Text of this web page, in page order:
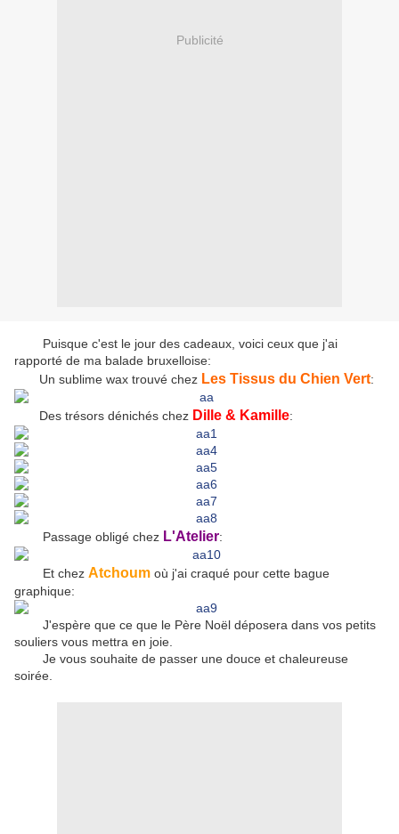
Publicité
Puisque c'est le jour des cadeaux, voici ceux que j'ai
rapporté de ma balade bruxelloise:
Un sublime wax trouvé chez Les Tissus du Chien Vert:
Des trésors dénichés chez Dille & Kamille:
Passage obligé chez L'Atelier:
Et chez Atchoum où j'ai craqué pour cette bague
graphique:
J'espère que ce que le Père Noël déposera dans vos petits
souliers vous mettra en joie.
Je vous souhaite de passer une douce et chaleureuse
soirée.